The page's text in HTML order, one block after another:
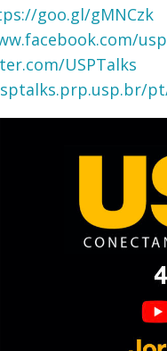
goo.gl/gMNCzk
USPTalks